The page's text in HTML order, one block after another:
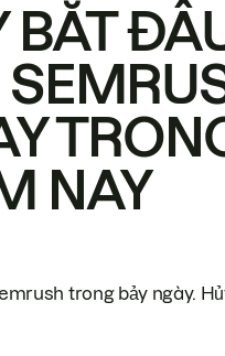
BẮT
NAY
trong bảy ngày.